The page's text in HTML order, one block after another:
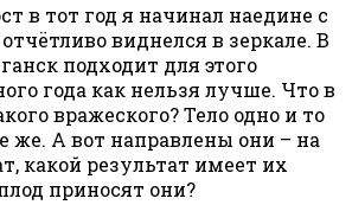
в тот год я начинал наедине с
виднелся в зеркале. В
подходит для этого
года как нельзя лучше. Что в
вражеского? Тело одно и то
А вот направлены они – на
какой результат имеет их
приносят они?